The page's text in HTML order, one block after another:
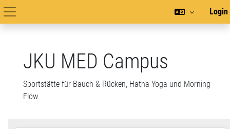
Zum Hauptinhalt
Hauptnavigation
Login
JKU MED Campus
Sportstätte für Bauch & Rücken, Hatha Yoga und Morning
Flow